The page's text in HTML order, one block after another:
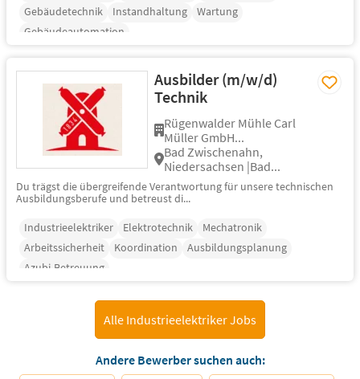
Gebäudetechnik
Instandhaltung
Wartung
Gebäudeautomation
Ausbilder (m/w/d)
Technik
Rügenwalder Mühle Carl
Müller GmbH...
Bad Zwischenahn,
Niedersachsen |Bad...
Du trägst die übergreifende Verantwortung für unsere technischen
Ausbildungsberufe und betreust di...
Industrieelektriker
Elektrotechnik
Mechatronik
Arbeitssicherheit
Koordination
Ausbildungsplanung
Azubi-Betreuung
Alle Industrieelektriker Jobs
Andere Bewerber suchen auch: